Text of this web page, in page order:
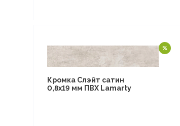
Кромка Слэйт сатин
0,8х19 мм ПВХ Lamarty